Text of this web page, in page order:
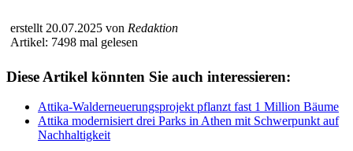
erstellt 20.07.2025 von Redaktion
Artikel: 7498 mal gelesen
Diese Artikel könnten Sie auch interessieren:
Attika-Walderneuerungsprojekt pflanzt fast 1 Million Bäume
Attika modernisiert drei Parks in Athen mit Schwerpunkt auf
Nachhaltigkeit